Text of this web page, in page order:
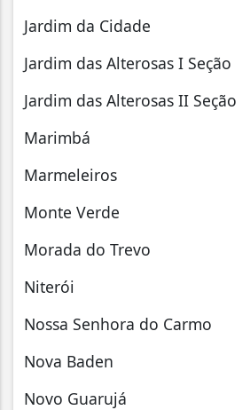
Jardim da Cidade
Jardim das Alterosas I Seção
Jardim das Alterosas II Seção
Marimbá
Marmeleiros
Monte Verde
Morada do Trevo
Niterói
Nossa Senhora do Carmo
Nova Baden
Novo Guarujá